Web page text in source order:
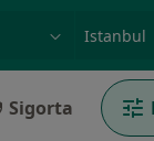
Sigorta